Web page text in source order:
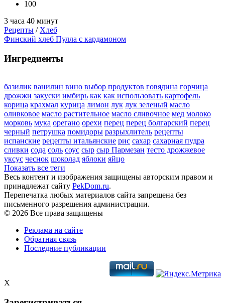
100
3 часа 40 минут
Рецепты / Хлеб
Финский хлеб Пулла с кардамоном
Ингредиенты
базилик ванилин вино выбор продуктов говядина горчица
дрожжи закуски имбирь как как использовать картофель
корица крахмал курица лимон лук лук зеленый масло
оливковое масло растительное масло сливочное мед молоко
морковь мука орегано орехи перец перец болгарский перец
черный петрушка помидоры разрыхлитель рецепты
испанские рецепты итальянские рис сахар сахарная пудра
сливки сода соль соус сыр сыр Пармезан тесто дрожжевое
уксус чеснок шоколад яблоки яйцо
Показать все теги
Весь контент и изображения защищены авторским правом и
принадлежат сайту PekDom.ru.
Перепечатка любых материалов сайта запрещена без
письменного разрешения администрации.
© 2026 Все права защищены
Реклама на сайте
Обратная связь
Последние публикации
X